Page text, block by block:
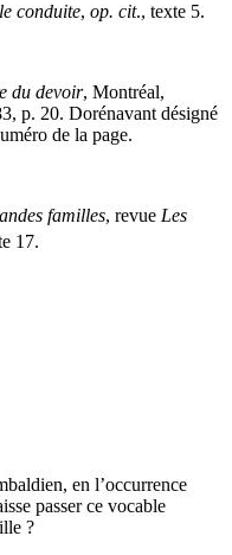
conduite, op. cit., texte 5.
du devoir, Montréal,
, p. 20. Dorénavant désigné
de la page.
familles, revue Les
17.
en l’occurrence
passer ce vocable
?